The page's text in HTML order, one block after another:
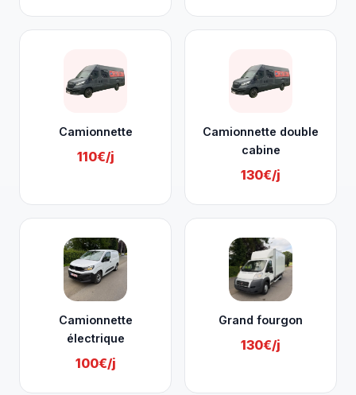
Camionnette
110€/j
Camionnette double
cabine
130€/j
Camionnette
électrique
100€/j
Grand fourgon
130€/j